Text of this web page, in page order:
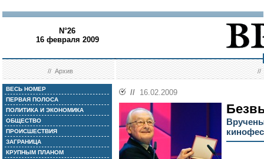
N°26
16 февраля 2009
//Архив //
ВЕСЬ НОМЕР
ПЕРВАЯ ПОЛОСА
ПОЛИТИКА И ЭКОНОМИКА
ОБЩЕСТВО
ПРОИСШЕСТВИЯ
ЗАГРАНИЦА
КРУПНЫМ ПЛАНОМ
// 16.02.2009